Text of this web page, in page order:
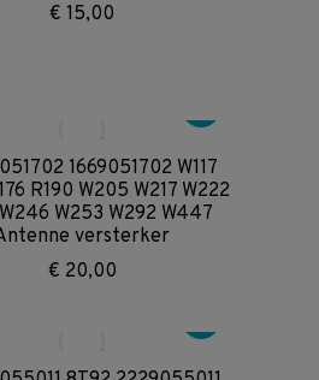
€ 15,00
1669051702 W117
R190 W205 W217 W222
W253 W292 W447
versterker
€ 20,00